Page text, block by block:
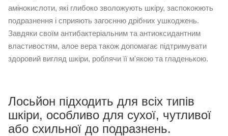
амінокислоти, які глибоко зволожують шкіру, заспокоюють
подразнення і сприяють загоєнню дрібних ушкоджень.
Завдяки своїм антибактеріальним та антиоксидантним
властивостям, алое вера також допомагає підтримувати
здоровий вигляд шкіри, роблячи її м'якою та гладенькою.
Лосьйон підходить для всіх типів
шкіри, особливо для сухої, чутливої
або схильної до подразнень.